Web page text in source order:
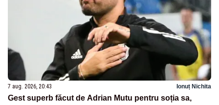
7 aug. 2026, 20:43 Ionuț Nichita
Gest superb făcut de Adrian Mutu pentru soția sa,